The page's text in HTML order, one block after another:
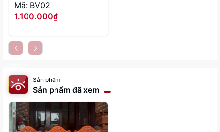
Mã: BV02
1.100.000₫
Sản phẩm
Sản phẩm đã xem